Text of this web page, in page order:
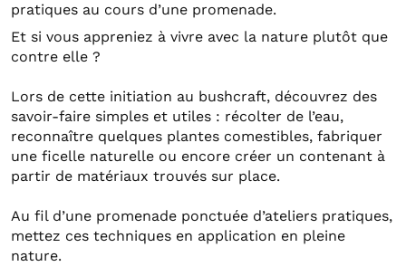
pratiques au cours d’une promenade.
Et si vous appreniez à vivre avec la nature plutôt que
contre elle ?
Lors de cette initiation au bushcraft, découvrez des
savoir-faire simples et utiles : récolter de l’eau,
reconnaître quelques plantes comestibles, fabriquer
une ficelle naturelle ou encore créer un contenant à
partir de matériaux trouvés sur place.
Au fil d’une promenade ponctuée d’ateliers pratiques,
mettez ces techniques en application en pleine
nature.